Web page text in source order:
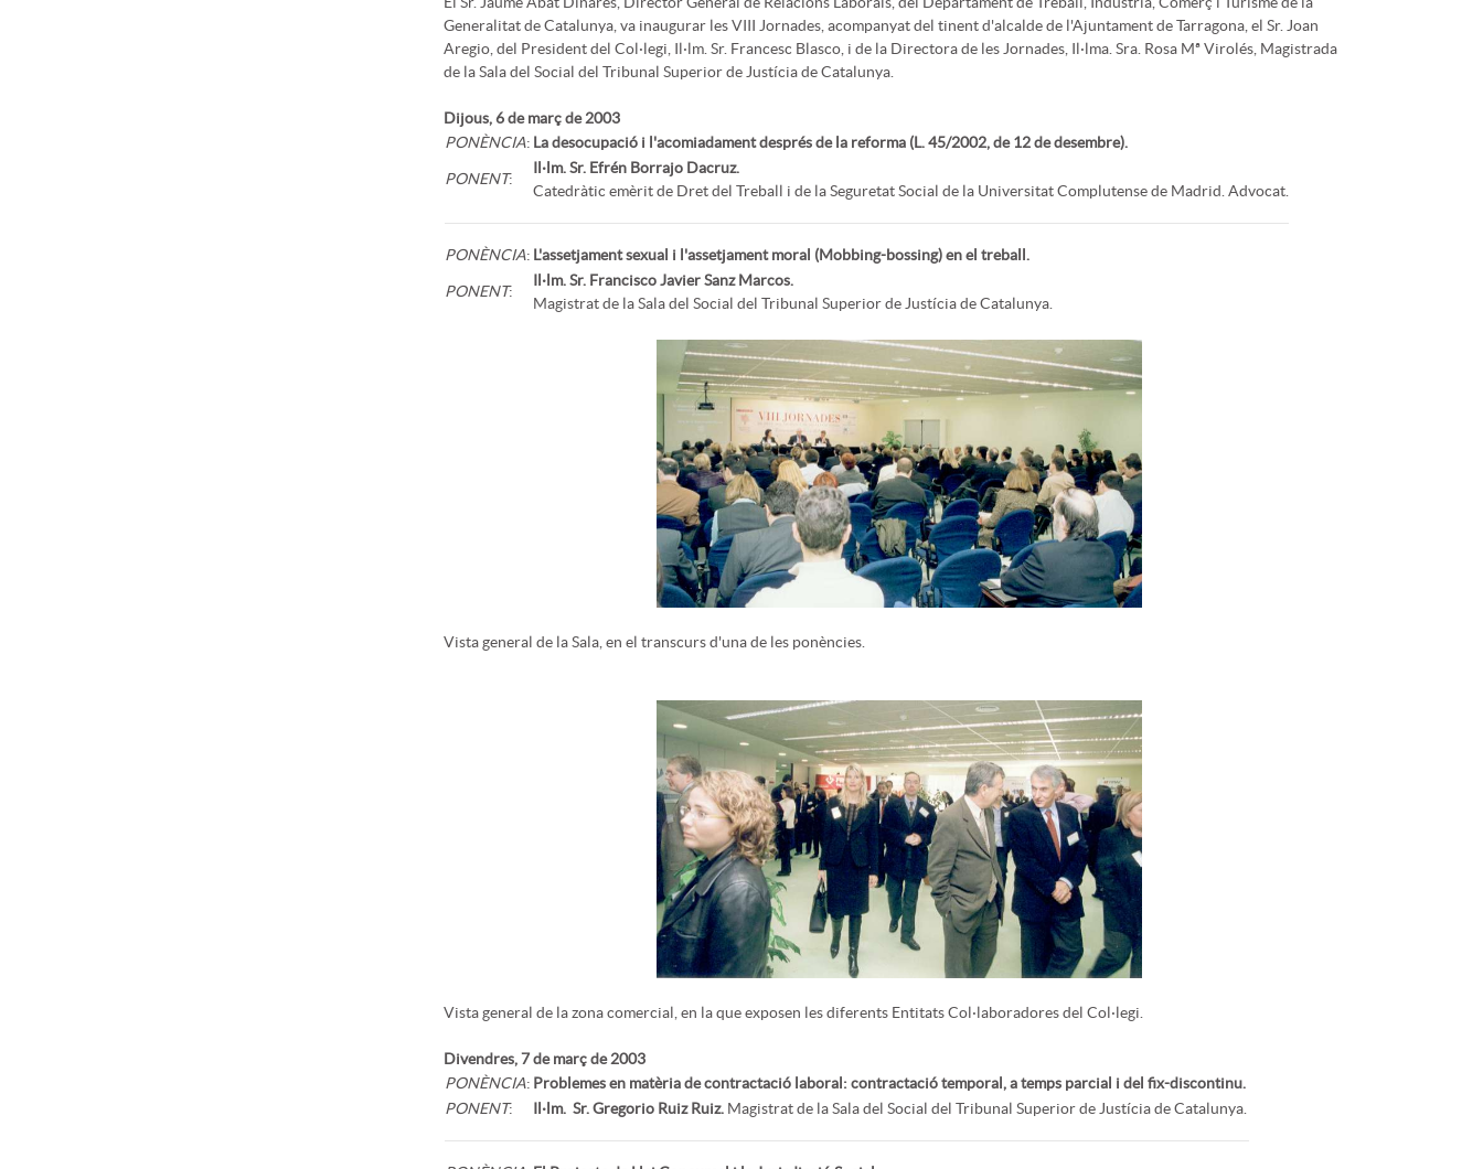
Generalitat de Catalunya, va inaugurar les VIII Jornades, acompanyat del tinent d'alcalde de l'Ajuntament de Tarragona, el Sr. Joan
Aregio, del President del Col·legi, Il·lm. Sr. Francesc Blasco, i de la Directora de les Jornades, Il·lma. Sra. Rosa Mª Virolés, Magistrada
de la Sala del Social del Tribunal Superior de Justícia de Catalunya.
Dijous, 6 de març de 2003
PONÈNCIA: La desocupació i l'acomiadament després de la reforma (L. 45/2002, de 12 de desembre).
PONENT:
Il·lm. Sr. Efrén Borrajo Dacruz.
Catedràtic emèrit de Dret del Treball i de la Seguretat Social de la Universitat Complutense de Madrid. Advocat.
PONÈNCIA: L'assetjament sexual i l'assetjament moral (Mobbing-bossing) en el treball.
PONENT:
Il·lm. Sr. Francisco Javier Sanz Marcos.
Magistrat de la Sala del Social del Tribunal Superior de Justícia de Catalunya.
Vista general de la Sala, en el transcurs d'una de les ponències.
Vista general de la zona comercial, en la que exposen les diferents Entitats Col·laboradores del Col·legi.
Divendres, 7 de març de 2003
PONÈNCIA: Problemes en matèria de contractació laboral: contractació temporal, a temps parcial i del fix-discontinu.
PONENT: Il·lm. Sr. Gregorio Ruiz Ruiz. Magistrat de la Sala del Social del Tribunal Superior de Justícia de Catalunya.